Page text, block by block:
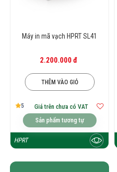
Máy in mã vạch HPRT SL41
2.200.000 đ
THÊM VÀO GIỎ
5
Giá trên chưa có VAT
Sản phẩm tương tự
HPRT